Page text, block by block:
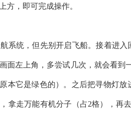
方，即可完成操作。
系统，但先别开启飞船。接着进
面左上角，多尝试几次，就会看
本它是绿色的）。之后把寻物灯
拿走万能有机分子（占2格），再